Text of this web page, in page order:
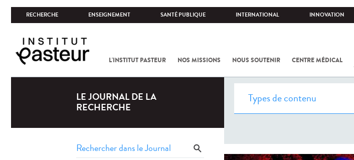
RECHERCHE ENSEIGNEMENT SANTÉ PUBLIQUE INTERNATIONAL INNOVATION
L'INSTITUT PASTEUR NOS MISSIONS NOUS SOUTENIR CENTRE MÉDICAL
LE JOURNAL DE LA
RECHERCHE